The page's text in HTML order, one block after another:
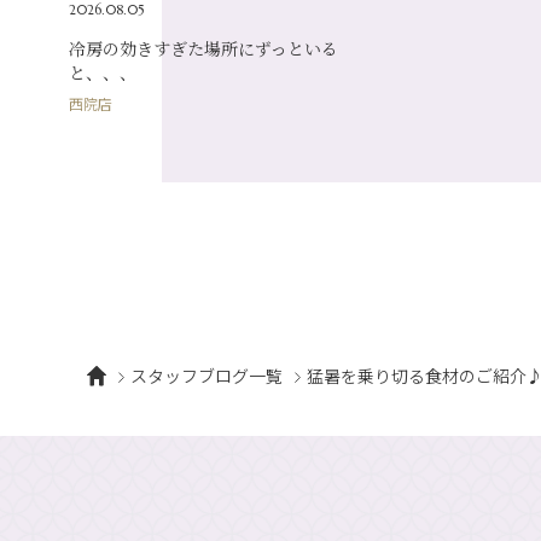
2026.08.05
冷房の効きすぎた場所にずっといる
と、、、
西院店
スタッフブログ一覧 猛暑を乗り切る食材のご紹介